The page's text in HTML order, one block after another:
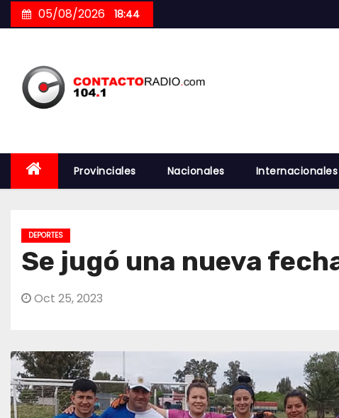
to
05/08/2026 18:44
Provinciales Nacionales Internacionales
DEPORTES
Se jugó una nueva
Oct 25, 2023